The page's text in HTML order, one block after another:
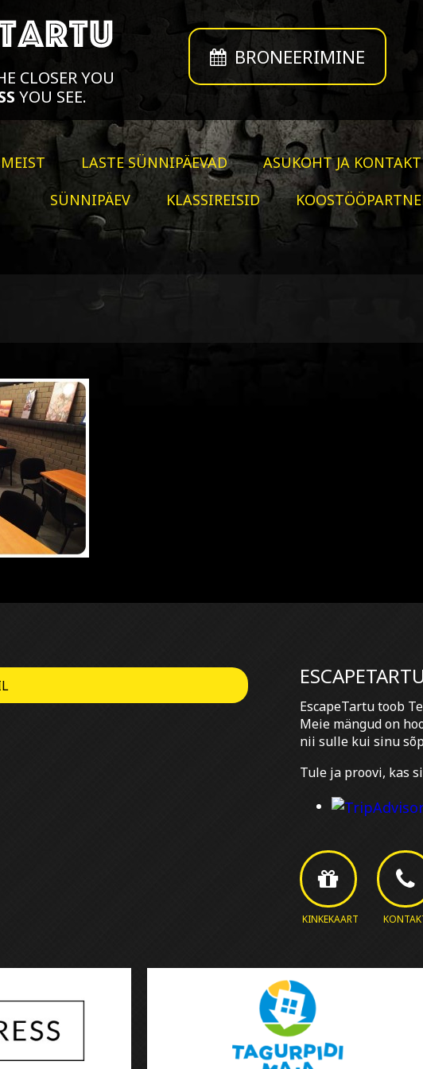
CLOSER YOU
YOU SEE.
BRONEERIMINE
MEIST LASTE SÜNNIPÄEVAD ASUKOHT JA KONTAKT
SÜNNIPÄEV
KLASSIREISID
EscapeTartu toob
Meie mängud on
nii sulle kui sinu
Tule ja proovi, kas
KINKEKAART